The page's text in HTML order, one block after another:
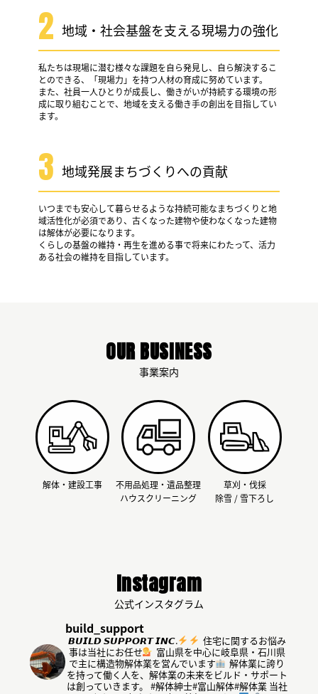
2 地域・社会基盤を支える現場力の強化
私たちは現場に潜む様々な課題を自ら発見し、自ら解決するこ
とのできる、「現場力」を持つ人材の育成に努めています。
また、社員一人ひとりが成長し、働きがいが持続する環境の形
成に取り組むことで、地域を支える働き手の創出を目指してい
ます。
3 地域発展まちづくりへの貢献
いつまでも安心して暮らせるような持続可能なまちづくりと地
域活性化が必須であり、古くなった建物や使わなくなった建物
は解体が必要になります。
くらしの基盤の維持・再生を進める事で将来にわたって、活力
ある社会の維持を目指しています。
OUR BUSINESS
事業案内
解体・建設工事
不用品処理・遺品整理
ハウスクリーニング
草刈・伐採
除雪 / 雪下ろし
Instagram
公式インスタグラム
build_support
𝘽𝙐𝙄𝙇𝘿 𝙎𝙐𝙋𝙋𝙊𝙍𝙏 𝙄𝙉𝘾.
住宅に関するお悩み
事は当社にお任せ
富山県を中心に岐阜県・石川県
で主に構造物解体業を営んでいます
解体業に誇り
を持って働く人を、解体業の未来をビルド・サポート
は創っていきます。 #解体紳士#富山解体#解体業当社